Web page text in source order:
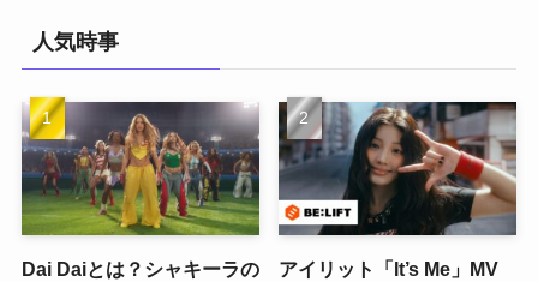
人気時事
Dai Daiとは？シャキーラの
アイリット「It’s Me」MV